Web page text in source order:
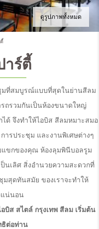
ดูรูปภาพทั้งหมด
าร์ตี้
มที่สมบูรณ์แบบที่สุดในย่านสีลม
ถรวมกันเป็นห้องขนาดใหญ่
ได้ จึงทำให้ไอบิส สีลมหมาะสมอ
ารประชุม และงานพิเศษต่างๆ
แขกของคุณ ห้องลุมพินีบอลรูม
นเลิศ สิ่งอำนวยความสะดวกที่
สุดทันสมัย ของเราจะทำให้
แน่นอน
บิส สไตล์ กรุงเทพ สีลม เริ่มต้น
ธิต่อท่าน